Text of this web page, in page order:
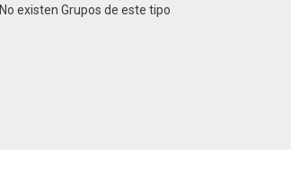
No existen Grupos de este tipo